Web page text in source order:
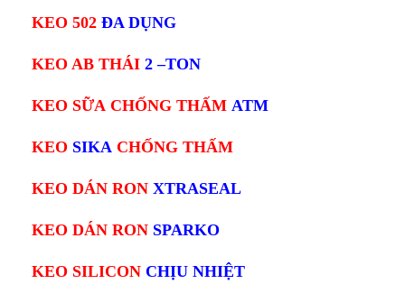
KEO 502 ĐA DỤNG
KEO AB THÁI 2 –TON
KEO SỮA CHỐNG THẤM ATM
KEO SIKA CHỐNG THẤM
KEO DÁN RON XTRASEAL
KEO DÁN RON SPARKO
KEO SILICON CHỊU NHIỆT